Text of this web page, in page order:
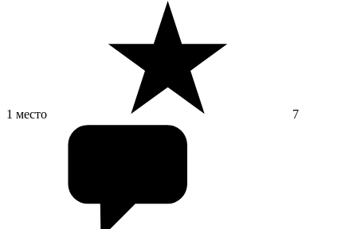
1 место 7